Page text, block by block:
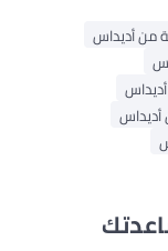
من أديداس